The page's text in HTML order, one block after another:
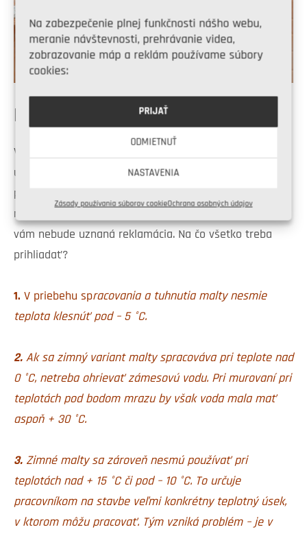
Na zabezpečenie plnej funkčnosti nášho webu,
meranie návštevnosti, prehrávanie videa,
zobrazovanie máp a reklám používame súbory
cookies:
PRIJAŤ
ODMIETNUŤ
NASTAVENIA
Zásady používania súborov cookieOchrana osobných údajov
KEDY POMÔŽE ZIMNÁ MALTA?
Výrobcovia tehál murovanie v zime nezatracujú, avšak,
uvádzajú k nemu veľmi špecifické, v niektorých
prípadoch ťažšie nesplniteľné podmienky. Ak sa vám
nepodarí všetky podmienky dodržať, môže sa stať, že
vám nebude uznaná reklamácia. Na čo všetko treba
prihliadať?
1. V priebehu spracovania a tuhnutia malty nesmie
teplota klesnúť pod – 5 °C.
2. Ak sa zimný variant malty spracováva pri teplote nad
0 °C, netreba ohrievať zámesovú vodu. Pri murovaní pri
teplotách pod bodom mrazu by však voda mala mať
aspoň + 30 °C.
3. Zimné malty sa zároveň nesmú používať pri
teplotách nad + 15 °C či pod – 10 °C. To určuje
pracovníkom na stavbe veľmi konkrétny teplotný úsek,
v ktorom môžu pracovať. Tým vzniká problém – je v